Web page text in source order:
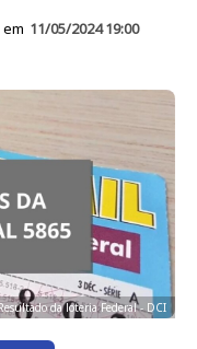
11/05/2024 19:00
da loteria Federal - DCI